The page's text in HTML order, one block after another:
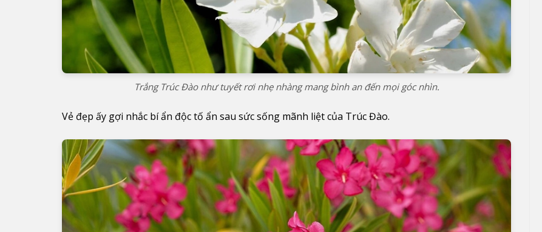
Trắng Trúc Đào như tuyết rơi nhẹ nhàng mang bình an đến mọi góc nhìn.
Vẻ đẹp ấy gợi nhắc bí ẩn độc tố ẩn sau sức sống mãnh liệt của Trúc Đào.